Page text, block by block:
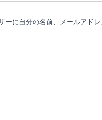
に自分の名前、メールアドレ